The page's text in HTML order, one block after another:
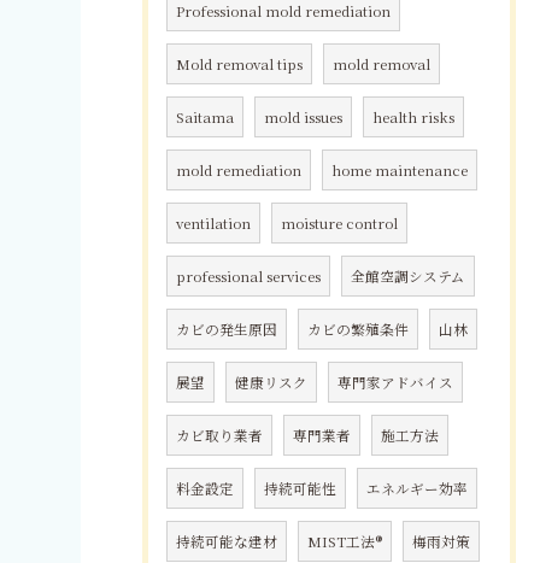
Professional mold remediation
Mold removal tips mold removal
Saitama mold issues health risks
mold remediation home maintenance
ventilation moisture control
professional services 全館空調システム
カビの発生原因 カビの繁殖条件 山林
展望 健康リスク 専門家アドバイス
カビ取り業者 専門業者 施工方法
料金設定 持続可能性 エネルギー効率
持続可能な建材 MIST工法® 梅雨対策